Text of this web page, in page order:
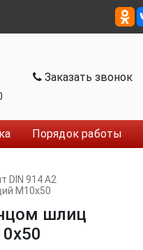
Заказать звонок
Порядок работы
DIN 914 А2
M10x50
шлиц